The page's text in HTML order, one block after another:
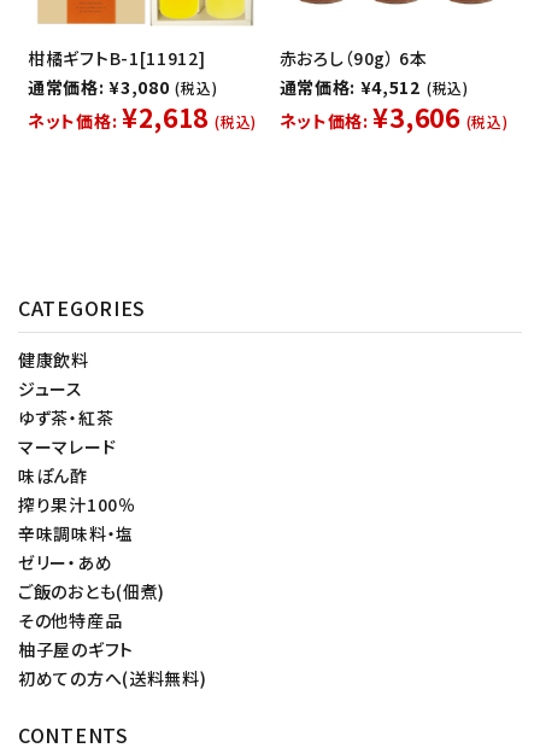
柑橘ギフトB-1[11912]
通常価格: ¥3,080 (税込)
ネット価格: ¥2,618 (税込)
赤おろし（90g） 6本
通常価格: ¥4,512 (税込)
ネット価格: ¥3,606 (税込)
CATEGORIES
健康飲料
ジュース
ゆず茶・紅茶
マーマレード
味ぽん酢
搾り果汁100％
辛味調味料・塩
ゼリー・あめ
ご飯のおとも(佃煮)
その他特産品
柚子屋のギフト
初めての方へ(送料無料)
CONTENTS